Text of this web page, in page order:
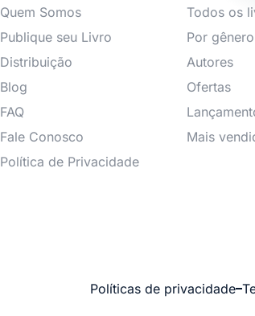
Quem Somos
Publique seu Livro
Distribuição
Blog
FAQ
Fale Conosco
Política de Privacidade
Todos os
Por gênero
Autores
Ofertas
Mais
Políticas de privacidade